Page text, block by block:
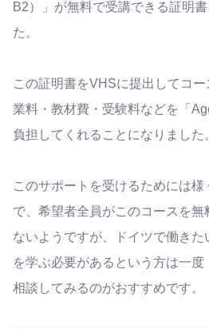
B2）」が無料で受講できる証明
た。
この証明書をVHSに提出してコ
業料・教材費・受験料などを「
負担してくれることになりました
このサポートを受けるためには
で、希望者全員がこのコースを
ないようですが、ドイツで働き
を学ぶ必要があるという方は一度
相談してみるのがおすすめです。